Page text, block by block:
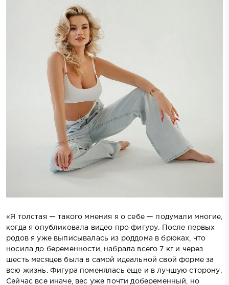
«Я толстая — такого мнения я о себе — подумали многие,
когда я опубликовала видео про фигуру. После первых
родов я уже выписывалась из роддома в брюках, что
носила до беременности, набрала всего 7 кг и через
шесть месяцев была в самой идеальной свой форме за
всю жизнь. Фигура поменялась еще и в лучшую сторону.
Сейчас все иначе, вес уже почти добеременный, но